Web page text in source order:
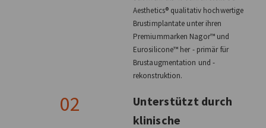
Aesthetics® qualitativ hochwertige
Brustimplantate unter ihren
Premiummarken Nagor™ und
Eurosilicone™ her - primär für
Brustaugmentation und -
rekonstruktion.
02
Unterstützt durch
klinische